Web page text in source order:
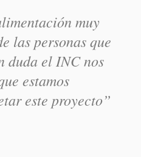
muy
las personas que
duda el INC nos
estamos
este proyecto”